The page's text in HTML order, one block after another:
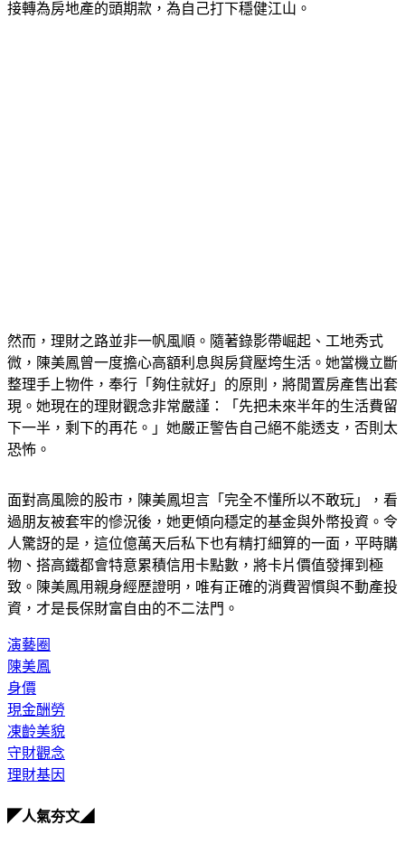
部分藝人將血汗錢拿去簽賭，陳美鳳選擇腳踏實地，將現金直
然而，理財之路並非一帆風順。隨著錄影帶崛起、工地秀式
微，陳美鳳曾一度擔心高額利息與房貸壓垮生活。她當機立斷
整理手上物件，奉行「夠住就好」的原則，將閒置房產售出套
現。她現在的理財觀念非常嚴謹：「先把未來半年的生活費留
下一半，剩下的再花。」她嚴正警告自己絕不能透支，否則太
面對高風險的股市，陳美鳳坦言「完全不懂所以不敢玩」，看
過朋友被套牢的慘況後，她更傾向穩定的基金與外幣投資。令
人驚訝的是，這位億萬天后私下也有精打細算的一面，平時購
物、搭高鐵都會特意累積信用卡點數，將卡片價值發揮到極
致。陳美鳳用親身經歷證明，唯有正確的消費習慣與不動產投
演藝圈
陳美鳳
身價
現金酬勞
凍齡美貌
守財觀念